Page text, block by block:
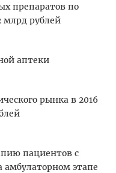
препаратов по
млрд рублей
аптеки
рынка в 2016
пациентов с
амбулаторном этапе